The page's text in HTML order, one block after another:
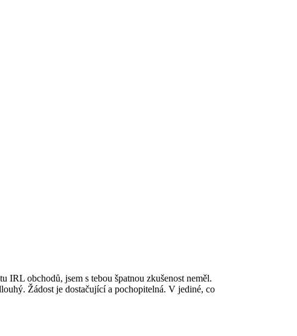
IRL obchodů, jsem s tebou špatnou zkušenost neměl.
Žádost je dostačující a pochopitelná. V jediné, co